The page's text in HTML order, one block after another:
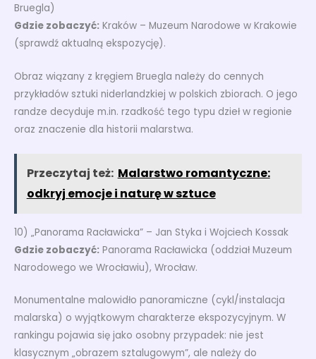
Bruegla)
Gdzie zobaczyć: Kraków – Muzeum Narodowe w Krakowie
(sprawdź aktualną ekspozycję).
Obraz wiązany z kręgiem Bruegla należy do cennych
przykładów sztuki niderlandzkiej w polskich zbiorach. O jego
randze decyduje m.in. rzadkość tego typu dzieł w regionie
oraz znaczenie dla historii malarstwa.
Przeczytaj też: Malarstwo romantyczne:
odkryj emocje i naturę w sztuce
10) „Panorama Racławicka” – Jan Styka i Wojciech Kossak
Gdzie zobaczyć: Panorama Racławicka (oddział Muzeum
Narodowego we Wrocławiu), Wrocław.
Monumentalne malowidło panoramiczne (cykl/instalacja
malarska) o wyjątkowym charakterze ekspozycyjnym. W
rankingu pojawia się jako osobny przypadek: nie jest
klasycznym „obrazem sztalugowym”, ale należy do